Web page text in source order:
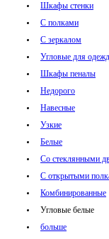
Шкафы стенки
С полками
С зеркалом
Угловые для
Шкафы пеналы
Недорого
Навесные
Узкие
Белые
Со стеклянными
С открытыми
Комбинированные
Угловые белые
больше